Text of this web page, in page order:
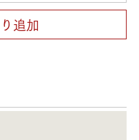
追加